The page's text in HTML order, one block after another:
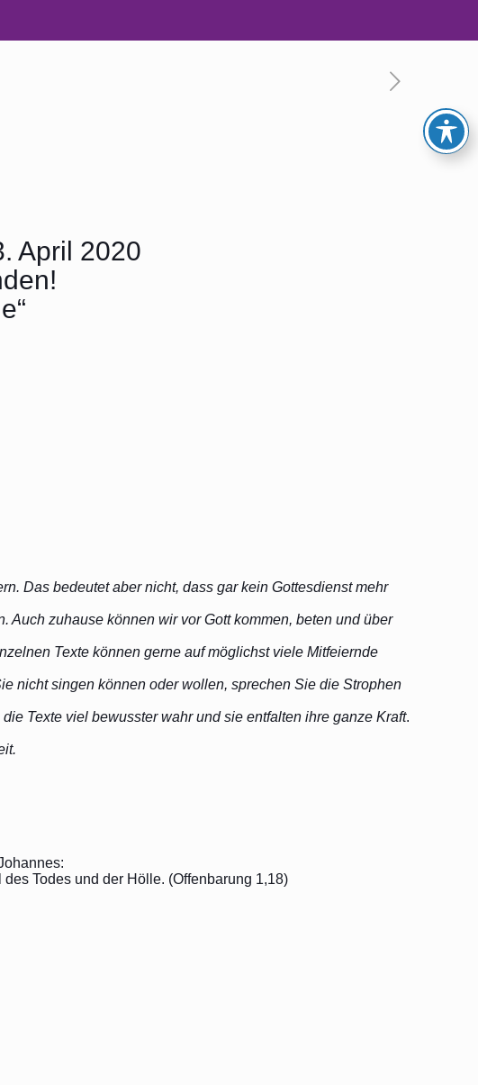
April 2020
Das bedeutet aber nicht, dass gar kein Gottesdienst mehr
Auch zuhause können wir vor Gott kommen, beten und über
Texte können gerne auf möglichst viele Mitfeiernde
nicht singen können oder wollen, sprechen Sie die Strophen
Texte viel bewusster wahr und sie entfalten ihre ganze Kraft.
Todes und der Hölle. (Offenbarung 1,18)